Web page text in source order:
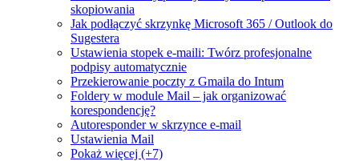
skopiowania
Jak podłączyć skrzynkę Microsoft 365 / Outlook do
Sugestera
Ustawienia stopek e-maili: Twórz profesjonalne
podpisy automatycznie
Przekierowanie poczty z Gmaila do Intum
Foldery w module Mail – jak organizować
korespondencję?
Autoresponder w skrzynce e-mail
Ustawienia Mail
Pokaż więcej (+7)